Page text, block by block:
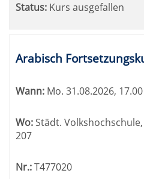
Status: Kurs ausgefallen
Arabisch
Wann: Mo. 31.08.2026,
Wo:Städt.
207
Nr.:T477020